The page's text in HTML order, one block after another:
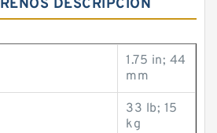
DESCRIPCIÓN
1.75 in; 44
mm
33 lb; 15
kg